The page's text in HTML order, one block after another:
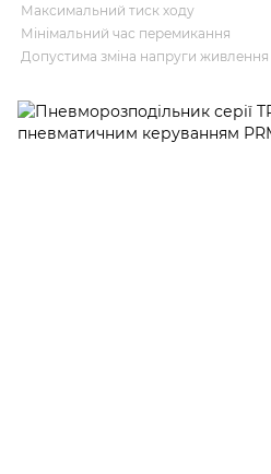
Максимальний тиск ходу
Мінімальний час перемикання
Допустима зміна напруги живлення